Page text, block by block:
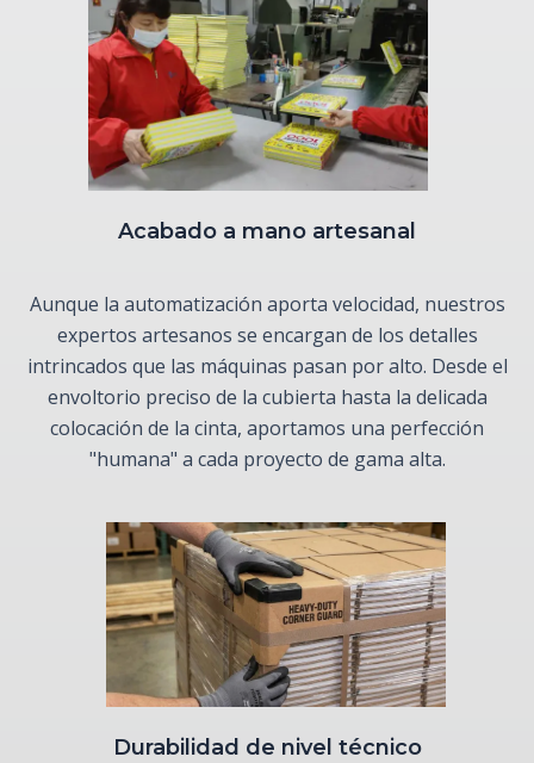
Acabado a mano artesanal
Aunque la automatización aporta velocidad, nuestros
expertos artesanos se encargan de los detalles
intrincados que las máquinas pasan por alto. Desde el
envoltorio preciso de la cubierta hasta la delicada
colocación de la cinta, aportamos una perfección
"humana" a cada proyecto de gama alta.
Durabilidad de nivel técnico